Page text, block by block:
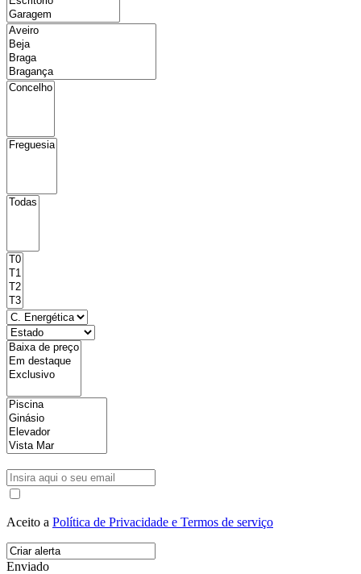
Aceito a Política de Privacidade e Termos de serviço
Enviado